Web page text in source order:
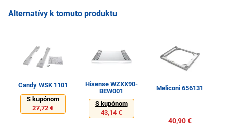
Alternatívy k tomuto produktu
Candy WSK 1101
S kupónom
27,72 €
Hisense WZXX90-
BEW001
S kupónom
43,14 €
Meliconi 656131
40,90 €